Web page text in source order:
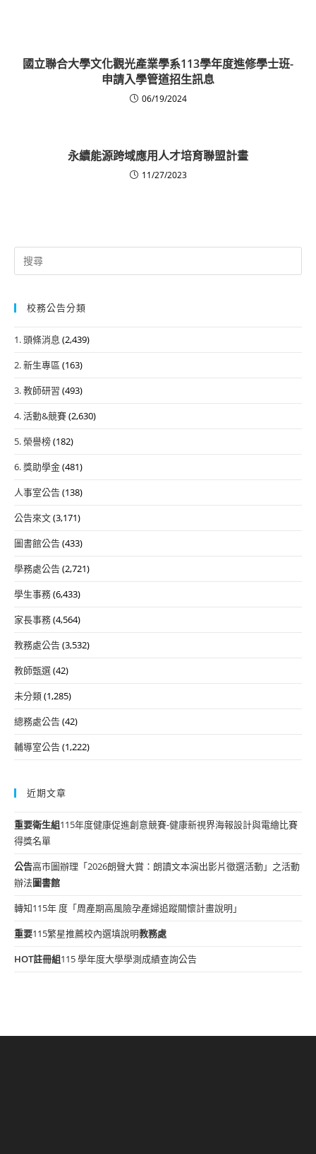
國立聯合大學文化觀光產業學系113學年度進修學士班-
申請入學管道招生訊息
06/19/2024
永續能源跨域應用人才培育聯盟計畫
11/27/2023
Search
for:
校務公告分類
1. 頭條消息 (2,439)
2. 新生專區 (163)
3. 教師研習 (493)
4. 活動&競賽(2,630)
5. 榮譽榜(182)
6. 獎助學金(481)
人事室公告(138)
公告來文(3,171)
圖書館公告(433)
學務處公告(2,721)
學生事務(6,433)
家長事務(4,564)
教務處公告(3,532)
教師甄選(42)
未分類(1,285)
總務處公告(42)
輔導室公告(1,222)
近期文章
重要衛生組115年度健康促進創意競賽-健康新視界海報設計與電繪比賽
得獎名單
公告高市圖辦理「2026朗聲大賞：朗讀文本演出影片徵選活動」之活動
辦法圖書館
轉知115年 度「周產期高風險孕產婦追蹤關懷計畫說明」
重要115繁星推薦校內選填說明教務處
HOT註冊組115 學年度大學學測成績查詢公告